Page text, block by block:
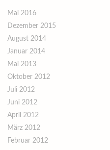
Mai 2016
Dezember 2015
August 2014
Januar 2014
Mai 2013
Oktober 2012
Juli 2012
Juni 2012
April 2012
März 2012
Februar 2012